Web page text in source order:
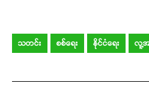
သတင်း စစ်ရေး နိုင်ငံရေး လူ့အ